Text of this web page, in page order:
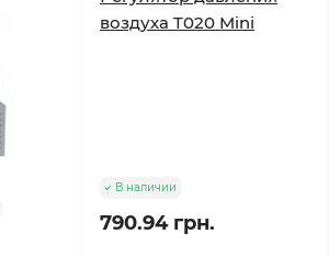
воздуха T020 Mini
В наличии
790.94 грн.